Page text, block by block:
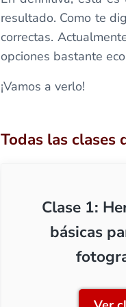
resultado. Como te
correctas.
opciones bastante
¡Vamos a verlo!
Todas las clases
Clase 1:
básicas